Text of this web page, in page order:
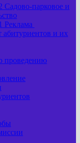
Садово-парковое и
Реклама
абитуриентов и их
проведению